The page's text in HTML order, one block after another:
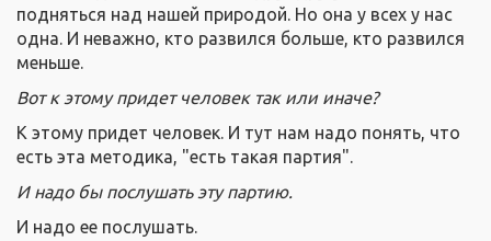
подняться над нашей природой. Но она у всех у нас
одна. И неважно, кто развился больше, кто развился
меньше.
Вот к этому придет человек так или иначе?
К этому придет человек. И тут нам надо понять, что
есть эта методика, "есть такая партия".
И надо бы послушать эту партию.
И надо ее послушать.